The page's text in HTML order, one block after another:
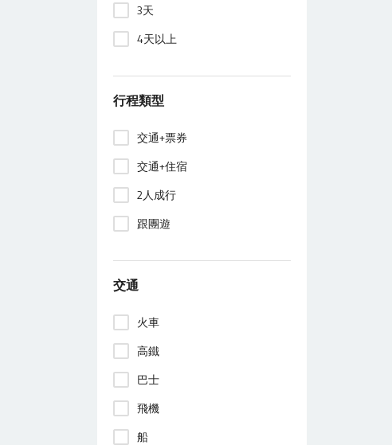
3天
4天以上
行程類型
交通+票券
交通+住宿
2人成行
跟團遊
交通
火車
高鐵
巴士
飛機
船